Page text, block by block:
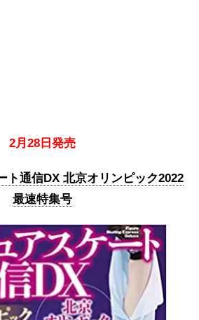
2月28日発売
通信DX 北京オリンピック2022
最速特集号